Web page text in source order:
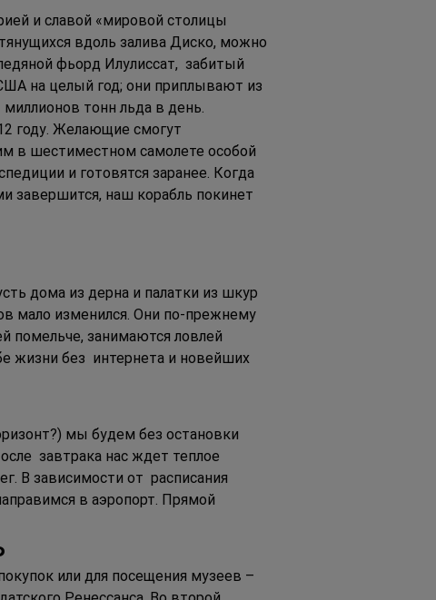
и славой «мировой столицы
вдоль залива Диско, можно
фьорд Илулиссат,  забитый
на целый год; они приплывают из
тонн льда в день.
году. Желающие смогут
в шестиместном самолете особой
и готовятся заранее. Когда
завершится, наш корабль покинет
дома из дерна и палатки из шкур
мало изменился. Они по-прежнему
помельче, занимаются ловлей
жизни без  интернета и новейших
мы будем без остановки
завтрака нас ждет теплое
В зависимости от  расписания
в аэропорт. Прямой
или для посещения музеев –